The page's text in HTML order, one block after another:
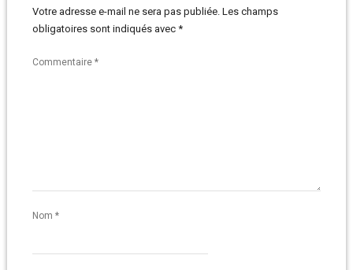
Votre adresse e-mail ne sera pas publiée. Les champs
obligatoires sont indiqués avec *
Commentaire *
Nom *